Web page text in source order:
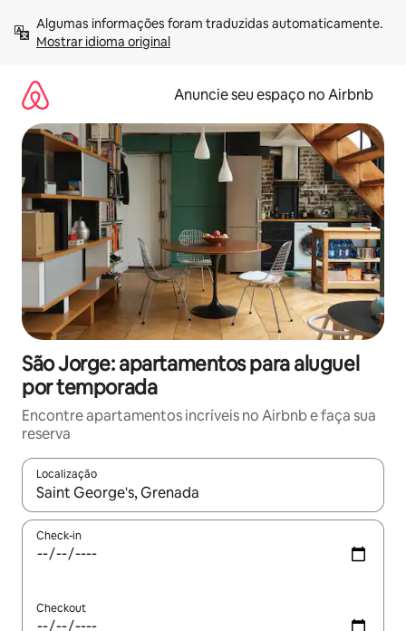
para
Mostrar idioma original
Anuncie seu espaço no Airbnb
São Jorge: apartamentos para aluguel
por temporada
Encontre apartamentos incríveis no Airbnb e faça sua
reserva
Localização
Quando os resultados estiverem disponíveis, explore-os
Check-in
Checkout